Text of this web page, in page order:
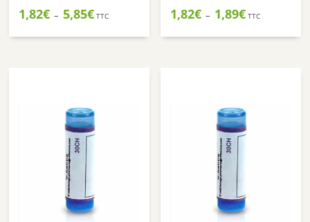
1,82€ – 5,85€Plage
prix :
TTC 1,82€ – 1,89€Plage
prix :
TTC